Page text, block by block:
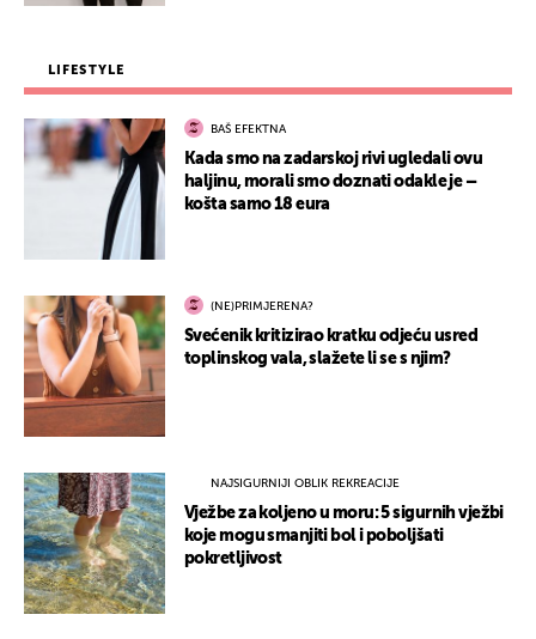
LIFESTYLE
BAŠ EFEKTNA
Kada smo na zadarskoj rivi ugledali ovu
haljinu, morali smo doznati odakle je –
košta samo 18 eura
(NE)PRIMJERENA?
Svećenik kritizirao kratku odjeću usred
toplinskog vala, slažete li se s njim?
NAJSIGURNIJI OBLIK REKREACIJE
Vježbe za koljeno u moru: 5 sigurnih vježbi
koje mogu smanjiti bol i poboljšati
pokretljivost